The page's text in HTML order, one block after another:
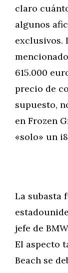
claro
algunos
exclusivos.
615.000
precio de
supuesto,
en Frozen
«solo» un
La subasta
jefe de
El aspecto
Beach se